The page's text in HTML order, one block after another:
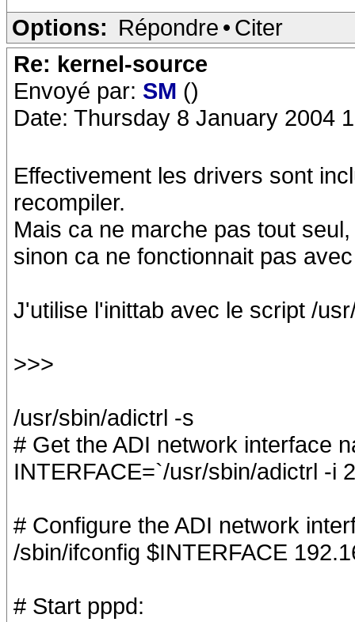
Options: Répondre • Citer
Re: kernel-source
Envoyé par: SM ()
Date: Thursday 8 January 2004
Effectivement les drivers sont
recompiler.
Mais ca ne marche pas tout
sinon ca ne fonctionnait pas
J'utilise l'inittab avec le script /
>>>
/usr/sbin/adictrl -s
# Get the ADI network interface
INTERFACE=`/usr/sbin/adictrl -i
# Configure the ADI network
/sbin/ifconfig $INTERFACE
# Start pppd: